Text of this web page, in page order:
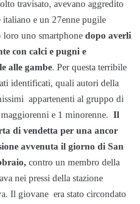
travisato, avevano aggredito
italiano e un 27enne pugile
loro uno smartphone dopo averli
con calci e pugni e
alle gambe. Per questa terribile
identificati, quali autori della
appartenenti al gruppo di
e 1 minorenne. Il
di vendetta per una ancor
avvenuta il giorno di San
contro un membro della
nei pressi della stazione
Il giovane era stato circondato